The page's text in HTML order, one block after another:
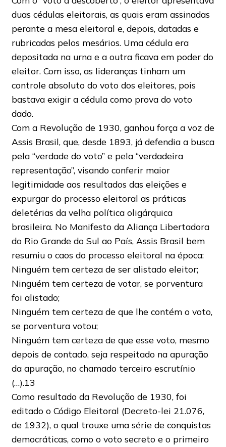
duas cédulas eleitorais, as quais eram assinadas
perante a mesa eleitoral e, depois, datadas e
rubricadas pelos mesários. Uma cédula era
depositada na urna e a outra ficava em poder do
eleitor. Com isso, as lideranças tinham um
controle absoluto do voto dos eleitores, pois
bastava exigir a cédula como prova do voto
dado.
Com a Revolução de 1930, ganhou força a voz de
Assis Brasil, que, desde 1893, já defendia a busca
pela “verdade do voto” e pela “verdadeira
representação”, visando conferir maior
legitimidade aos resultados das eleições e
expurgar do processo eleitoral as práticas
deletérias da velha política oligárquica
brasileira. No Manifesto da Aliança Libertadora
do Rio Grande do Sul ao País, Assis Brasil bem
resumiu o caos do processo eleitoral na época:
Ninguém tem certeza de ser alistado eleitor;
Ninguém tem certeza de votar, se porventura
foi alistado;
Ninguém tem certeza de que lhe contém o voto,
se porventura votou;
Ninguém tem certeza de que esse voto, mesmo
depois de contado, seja respeitado na apuração
da apuração, no chamado terceiro escrutínio
(…).13
Como resultado da Revolução de 1930, foi
editado o Código Eleitoral (Decreto-lei 21.076,
de 1932), o qual trouxe uma série de conquistas
democráticas, como o voto secreto e o primeiro